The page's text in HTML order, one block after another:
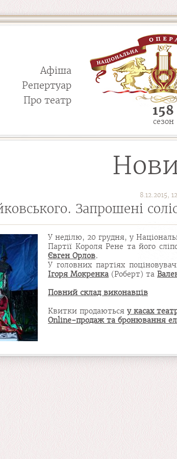
Афіша
Репертуар
Про театр
158
сезон
8.12.2015,
Запрошені
У неділю, 20 грудня, у
Партії Короля Рене та його
Євген Орлов.
У головних партіях
Ігоря Мокренка (Роберт) та
Повний склад виконавців
Квитки продаються у касах
Online-продаж та бронювання